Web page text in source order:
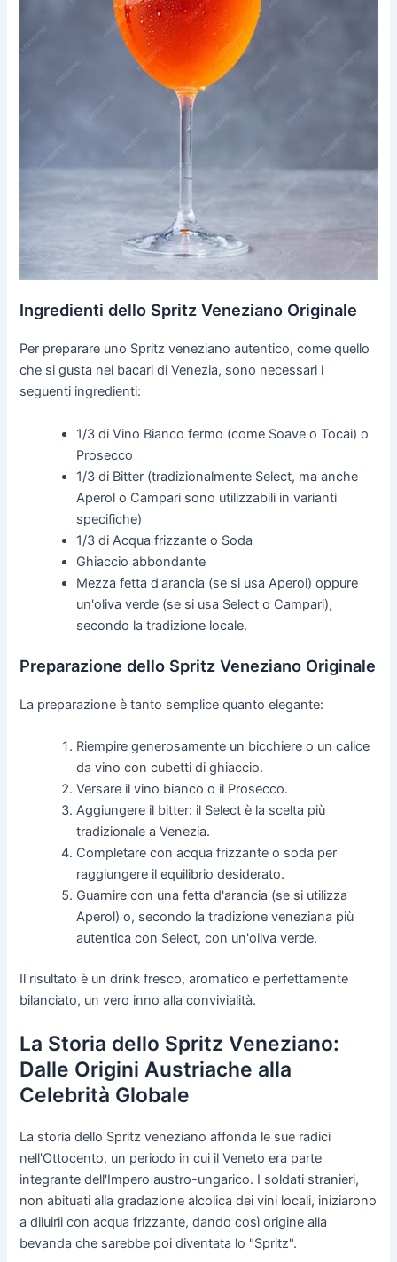
Ingredienti dello Spritz Veneziano Originale
Per preparare uno Spritz veneziano autentico, come quello
che si gusta nei bacari di Venezia, sono necessari i
seguenti ingredienti:
1/3 di Vino Bianco fermo (come Soave o Tocai) o
Prosecco
1/3 di Bitter (tradizionalmente Select, ma anche
Aperol o Campari sono utilizzabili in varianti
specifiche)
1/3 di Acqua frizzante o Soda
Ghiaccio abbondante
Mezza fetta d'arancia (se si usa Aperol) oppure
un'oliva verde (se si usa Select o Campari),
secondo la tradizione locale.
Preparazione dello Spritz Veneziano Originale
La preparazione è tanto semplice quanto elegante:
Riempire generosamente un bicchiere o un calice
da vino con cubetti di ghiaccio.
Versare il vino bianco o il Prosecco.
Aggiungere il bitter: il Select è la scelta più
tradizionale a Venezia.
Completare con acqua frizzante o soda per
raggiungere il equilibrio desiderato.
Guarnire con una fetta d'arancia (se si utilizza
Aperol) o, secondo la tradizione veneziana più
autentica con Select, con un'oliva verde.
Il risultato è un drink fresco, aromatico e perfettamente
bilanciato, un vero inno alla convivialità.
La Storia dello Spritz Veneziano:
Dalle Origini Austriache alla
Celebrità Globale
La storia dello Spritz veneziano affonda le sue radici
nell'Ottocento, un periodo in cui il Veneto era parte
integrante dell'Impero austro-ungarico. I soldati stranieri,
non abituati alla gradazione alcolica dei vini locali, iniziarono
a diluirli con acqua frizzante, dando così origine alla
bevanda che sarebbe poi diventata lo "Spritz".